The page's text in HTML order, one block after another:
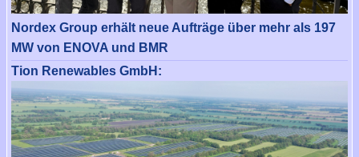
Nordex Group erhält neue Aufträge über mehr als 197
MW von ENOVA und BMR
Tion Renewables GmbH: